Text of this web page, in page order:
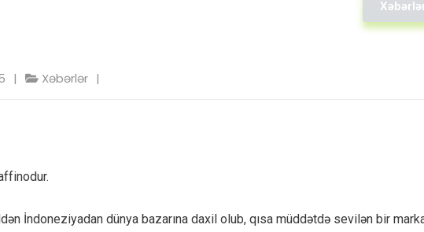
Xəbərlər
İndoneziyadan dünya bazarına daxil olub, qısa müddətdə sevilən bir